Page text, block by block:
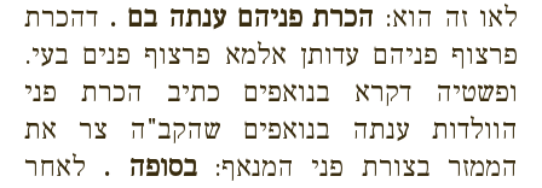
לאו זה הוא: הכרת פניהם ענתה בם . דהכרת
פרצוף פניהם עדותן אלמא פרצוף פנים בעי.
ופשטיה דקרא בנואפים כתיב הכרת פני
הוולדות ענתה בנואפים שהקב"ה צר את
הממזר בצורת פני המנאף:בסופה . לאחר